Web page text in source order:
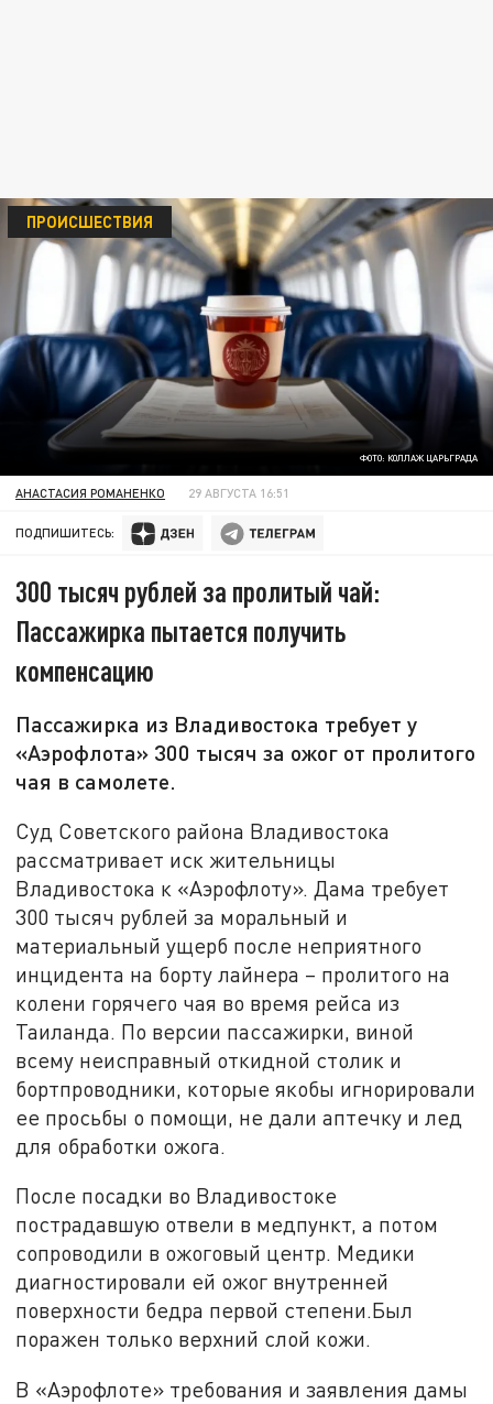
ФОТО: КОЛЛАЖ ЦАРЬГРАДА
ПРОИСШЕСТВИЯ
АНАСТАСИЯ РОМАНЕНКО 29 АВГУСТА 16:51
ПОДПИШИТЕСЬ:
300 тысяч рублей за пролитый чай:
Пассажирка пытается получить
компенсацию
Пассажирка из Владивостока требует у
«Аэрофлота» 300 тысяч за ожог от пролитого
чая в самолете.
Суд Советского района Владивостока
рассматривает иск жительницы
Владивостока к «Аэрофлоту». Дама требует
300 тысяч рублей за моральный и
материальный ущерб после неприятного
инцидента на борту лайнера – пролитого на
колени горячего чая во время рейса из
Таиланда. По версии пассажирки, виной
всему неисправный откидной столик и
бортпроводники, которые якобы игнорировали
ее просьбы о помощи, не дали аптечку и лед
для обработки ожога.
После посадки во Владивостоке
пострадавшую отвели в медпункт, а потом
сопроводили в ожоговый центр. Медики
диагностировали ей ожог внутренней
поверхности бедра первой степени.Был
поражен только верхний слой кожи.
В «Аэрофлоте» требования и заявления дамы